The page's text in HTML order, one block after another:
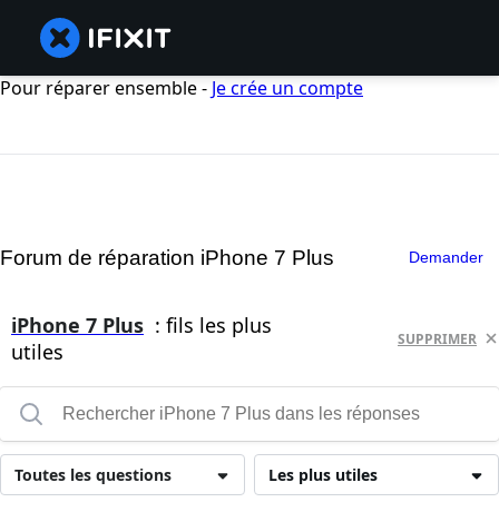
Pour réparer ensemble - Je crée un compte
Forum de réparation iPhone 7 Plus Demander
iPhone 7 Plus : fils les plus
utiles
SUPPRIMER
Les plus utiles
Toutes les questions